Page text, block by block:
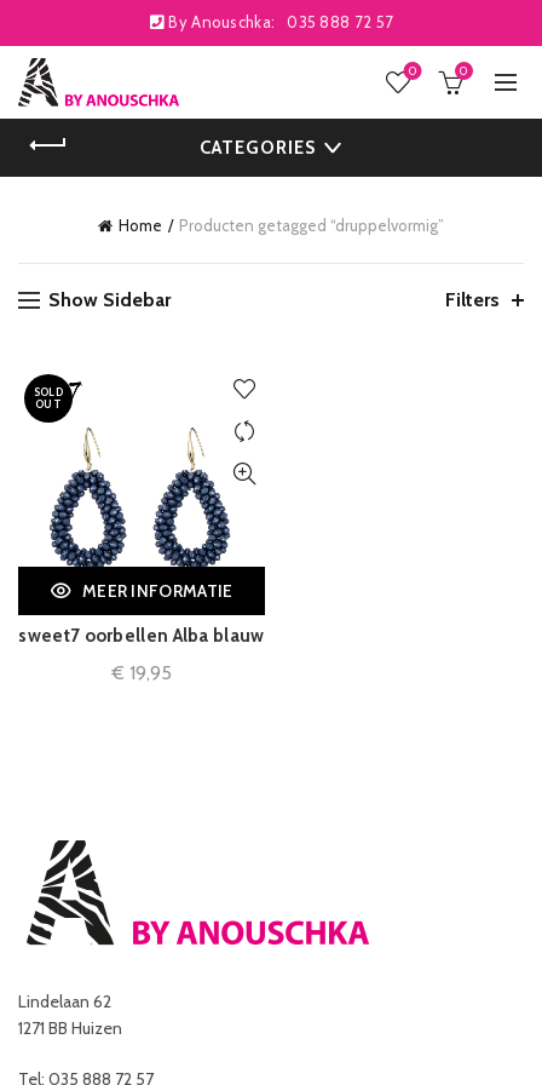
By Anouschka: 035 888 72 57
0 0
CATEGORIES
Home Producten getagged “druppelvormig”
Show Sidebar Filters
SOLD
OUT
MEER INFORMATIE
sweet7 oorbellen Alba blauw
€ 19,95
Lindelaan 62
1271 BB Huizen
Tel: 035 888 72 57